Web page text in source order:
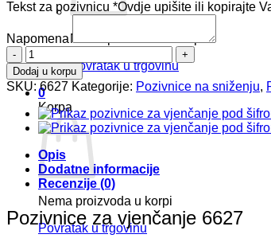
Nema proizvoda u korpi
Povratak u trgovinu
0
Korpa
Nema proizvoda u korpi
Povratak u trgovinu
Tekst za pozivnicu *Ovdje upišite ili kopirajte
Napomena
Pozivnice
za
vjenčanje
6627
količina
Dodaj u korpu
SKU:6627 Kategorije: Pozivnice na sniženju,
Opis
Dodatne informacije
Recenzije (0)
Pozivnice za vjenčanje 6627